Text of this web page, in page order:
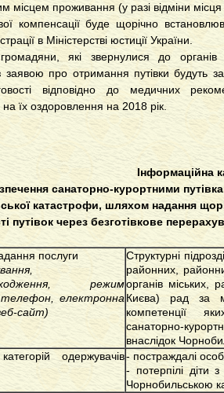
місцем проживання (у разі відміни
компенсації буде щорічно
в Міністерстві юстиції України.
які звернулися до
заявою про отримання путівки будуть
відповідно до медичних
їх оздоровлення на 2018 рік.
Інформаційна
санаторно-курортними
катастрофи, шляхом надання
путівок через безготівкове
послуги
режим
електронна
сайт)
Структурні
районних,
органів міських,
Києва) рад за
компетенції
санаторно-
внаслідок
одержувачів- постраждалі
- потерпілі діти з
Чорнобильською